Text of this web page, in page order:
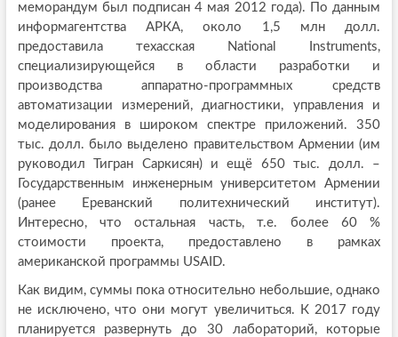
меморандум был подписан 4 мая 2012 года). По данным
информагентства АРКА, около 1,5 млн долл.
предоставила техасская National Instruments,
специализирующейся в области разработки и
производства аппаратно-программных средств
автоматизации измерений, диагностики, управления и
моделирования в широком спектре приложений. 350
тыс. долл. было выделено правительством Армении (им
руководил Тигран Саркисян) и ещё 650 тыс. долл. –
Государственным инженерным университетом Армении
(ранее Ереванский политехнический институт).
Интересно, что остальная часть, т.е. более 60 %
стоимости проекта, предоставлено в рамках
американской программы USAID.
Как видим, суммы пока относительно небольшие, однако
не исключено, что они могут увеличиться. К 2017 году
планируется развернуть до 30 лабораторий, которые